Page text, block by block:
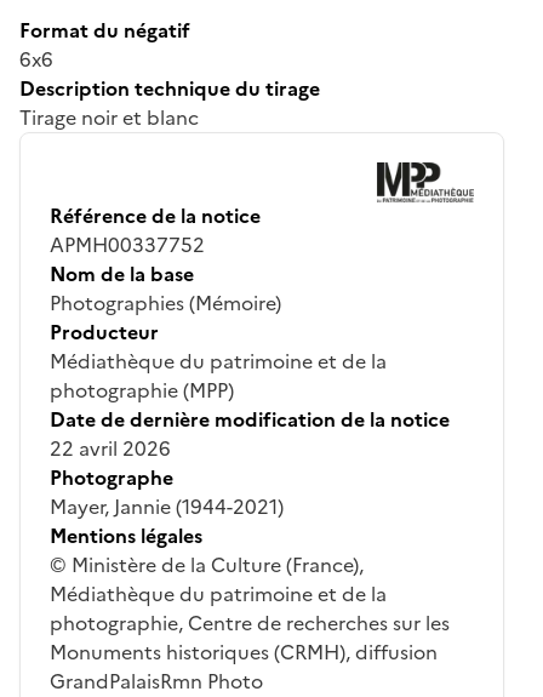
Format du négatif
6x6
Description technique du tirage
Tirage noir et blanc
Référence de la notice
APMH00337752
Nom de la base
Photographies (Mémoire)
Producteur
Médiathèque du patrimoine et de la
photographie (MPP)
Date de dernière modification de la notice
22 avril 2026
Photographe
Mayer, Jannie (1944-2021)
Mentions légales
© Ministère de la Culture (France),
Médiathèque du patrimoine et de la
photographie, Centre de recherches sur les
Monuments historiques (CRMH), diffusion
GrandPalaisRmn Photo